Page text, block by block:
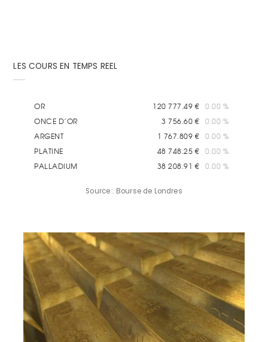
LES COURS EN TEMPS REEL
Source : Bourse de Londres